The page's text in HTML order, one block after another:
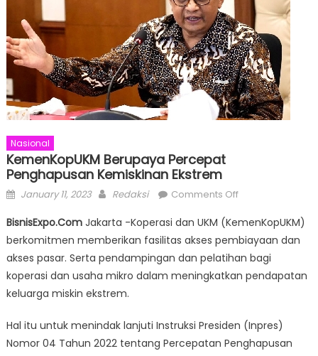
Nasional
KemenKopUKM Berupaya Percepat
Penghapusan Kemiskinan Ekstrem
Posted
January 11, 2023 Author
Redaksi Comments Offon
Berupaya
Percepat
Penghapusan
Kemiskinan
BisnisExpo.ComJakarta -Koperasi dan UKM (KemenKopUKM)
berkomitmen memberikan fasilitas akses pembiayaan dan
akses pasar. Serta pendampingan dan pelatihan bagi
koperasi dan usaha mikro dalam meningkatkan pendapatan
keluarga miskin ekstrem.
Hal itu untuk menindak lanjuti Instruksi Presiden (Inpres)
Nomor 04 Tahun 2022 tentang Percepatan Penghapusan